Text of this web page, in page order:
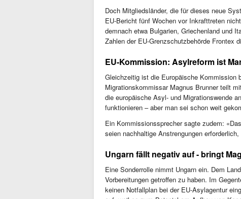
Doch Mitgliedsländer, die für dieses neue
EU-Bericht fünf Wochen vor Inkrafttreten
demnach etwa Bulgarien, Griechenland und
Zahlen der EU-Grenzschutzbehörde Frontex
EU-Kommission: Asylreform ist
Gleichzeitig ist die Europäische Kommission
Migrationskommissar Magnus Brunner teilt
die europäische Asyl- und Migrationswende
funktionieren – aber man sei schon weit
Ein Kommissionssprecher sagte zudem:
seien nachhaltige Anstrengungen
Ungarn fällt negativ auf - bringt
Eine Sonderrolle nimmt Ungarn ein. Dem
Vorbereitungen getroffen zu haben. Im
keinen Notfallplan bei der EU-Asylagentur